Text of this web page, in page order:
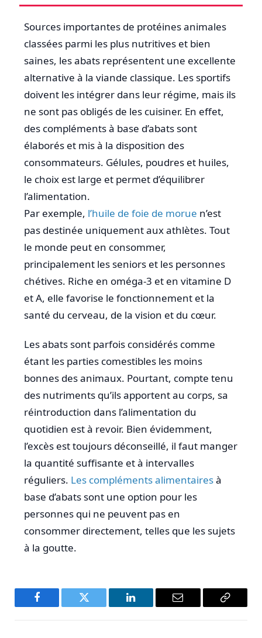
Sources importantes de protéines animales
classées parmi les plus nutritives et bien
saines, les abats représentent une excellente
alternative à la viande classique. Les sportifs
doivent les intégrer dans leur régime, mais ils
ne sont pas obligés de les cuisiner. En effet,
des compléments à base d’abats sont
élaborés et mis à la disposition des
consommateurs. Gélules, poudres et huiles,
le choix est large et permet d’équilibrer
l’alimentation.
Par exemple, l’huile de foie de morue n’est
pas destinée uniquement aux athlètes. Tout
le monde peut en consommer,
principalement les seniors et les personnes
chétives. Riche en oméga-3 et en vitamine D
et A, elle favorise le fonctionnement et la
santé du cerveau, de la vision et du cœur.
Les abats sont parfois considérés comme
étant les parties comestibles les moins
bonnes des animaux. Pourtant, compte tenu
des nutriments qu’ils apportent au corps, sa
réintroduction dans l’alimentation du
quotidien est à revoir. Bien évidemment,
l’excès est toujours déconseillé, il faut manger
la quantité suffisante et à intervalles
réguliers. Les compléments alimentairesà
base d’abats sont une option pour les
personnes qui ne peuvent pas en
consommer directement, telles que les sujets
à la goutte.
Facebook Twitter LinkedIn Email
Copy